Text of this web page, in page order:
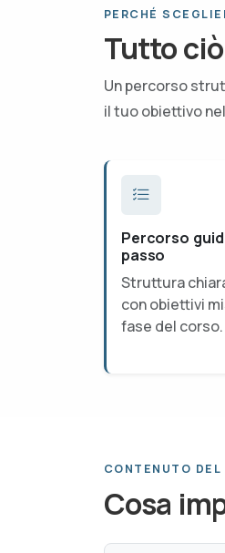
PERCHÉ
Tutto
Un percorso
il tuo obiettivo
Percorso
passo
Struttura
con obiettivi
fase del corso.
CONTENUTO DEL
Cosa